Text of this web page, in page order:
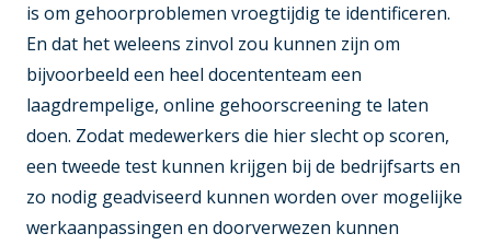
is om gehoorproblemen vroegtijdig te identificeren.
En dat het weleens zinvol zou kunnen zijn om
bijvoorbeeld een heel docententeam een
laagdrempelige, online gehoorscreening te laten
doen. Zodat medewerkers die hier slecht op scoren,
een tweede test kunnen krijgen bij de bedrijfsarts en
zo nodig geadviseerd kunnen worden over mogelijke
werkaanpassingen en doorverwezen kunnen